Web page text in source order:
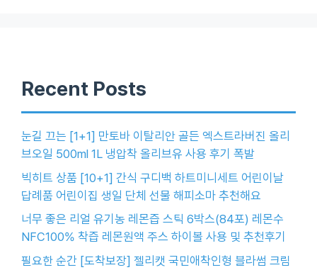
Recent Posts
눈길 끄는 [1+1] 만토바 이탈리안 골든 엑스트라버진 올리
브오일 500ml 1L 냉압착 올리브유 사용 후기 폭발
빅히트 상품 [10+1] 간식 구디백 하트미니세트 어린이날
답례품 어린이집 생일 단체 선물 해피소마 추천해요
너무 좋은 리얼 유기농 레몬즙 스틱 6박스(84포) 레몬수
NFC100% 착즙 레몬원액 주스 하이볼 사용 및 추천후기
필요한 순간 [도착보장] 젤리캣 국민애착인형 블라썸 크림